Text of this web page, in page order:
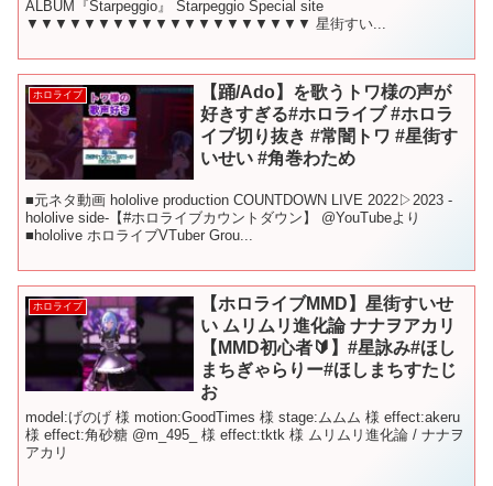
ALBUM『Starpeggio』 Starpeggio Special site
▼▼▼▼▼▼▼▼▼▼▼▼▼▼▼▼▼▼▼▼ 星街すい...
ホロライブ
【踊/Ado】を歌うトワ様の声が
好きすぎる#ホロライブ #ホロラ
イブ切り抜き #常闇トワ #星街す
いせい #角巻わため
■元ネタ動画 hololive production COUNTDOWN LIVE 2022▷2023 -
hololive side-【#ホロライブカウントダウン】 @YouTubeより
■hololive ホロライブVTuber Grou...
ホロライブ
【ホロライブMMD】星街すいせ
い ムリムリ進化論 ナナヲアカリ
【MMD初心者🔰】#星詠み#ほし
まちぎゃらりー#ほしまちすたじ
お
model:げのげ 様 motion:GoodTimes 様 stage:ムムム 様 effect:akeru
様 effect:角砂糖 @m_495_ 様 effect:tktk 様 ムリムリ進化論 / ナナヲ
アカリ